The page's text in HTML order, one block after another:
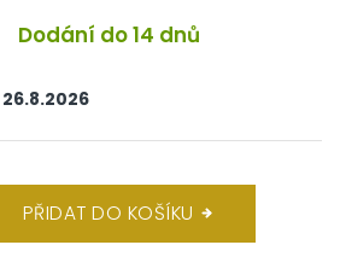
Dodání do 14 dnů
26.8.2026
PŘIDAT DO KOŠÍKU